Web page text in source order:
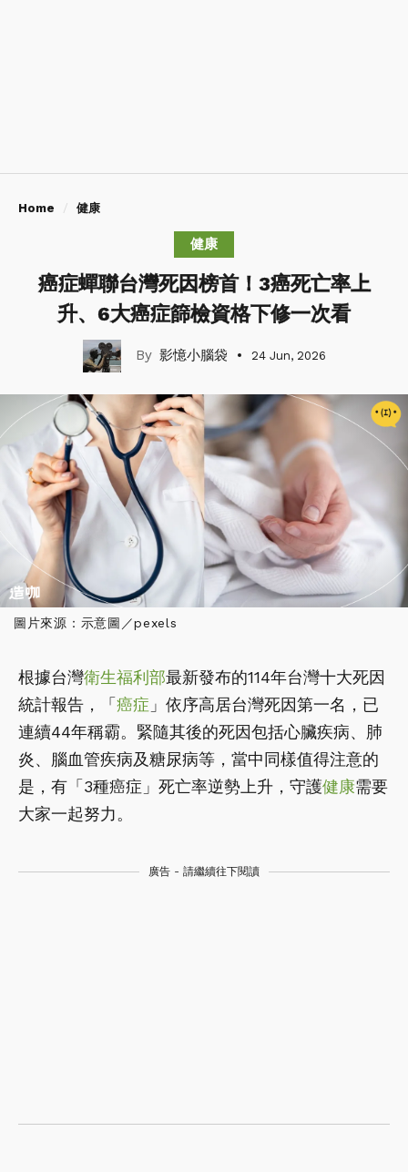
Home 健康
健康
癌症蟬聯台灣死因榜首！3癌死亡率上
升、6大癌症篩檢資格下修一次看
影憶小腦袋 24 Jun, 2026
圖片來源：示意圖／pexels
根據台灣衛生福利部最新發布的114年台灣十大死因
統計報告，「 癌症 」依序高居台灣死因第一名，已
連續44年稱霸。緊隨其後的死因包括心臟疾病、肺
炎、腦血管疾病及糖尿病等，當中同樣值得注意的
是，有「3種癌症」死亡率逆勢上升，守護健康需要
大家一起努力。
廣告 - 請繼續往下閱讀